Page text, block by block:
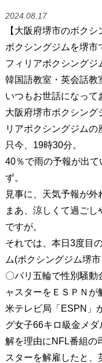
2024.08.17
【大阪府堺市のボクシ
ボクシングジムを堺市
フィリアボクシングジ
韓国語教室・英会話教
いつもお世話になって
大阪府堺市ボクシング
リアボクシングジムの
只今、19時30分。
40％で雨の予報が出
ず。
見事に、天気予報が外
まあ、涼しくて過ご
ですが。
それでは、本日3度目
ム(ボクシングジム堺
〇パリ五輪で性別騒動
ャスターをＥＳＰＮが
米テレビ局「ESPN」
グ女子66キロ級金メ
解を理由にNFL番組の
スターを解雇したと、